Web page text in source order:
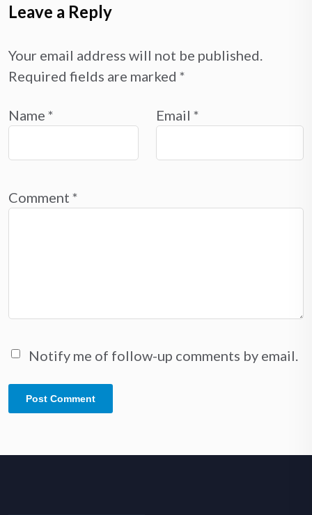
Leave a Reply
Your email address will not be published.
Required fields are marked *
Name * Email *
Comment *
Notify me of follow-up comments by email.